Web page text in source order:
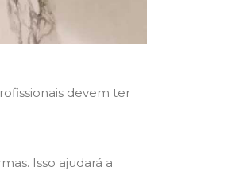
devem ter
Isso ajudará a